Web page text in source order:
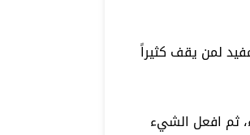
لمن يقف كثيراً
ثم افعل الشيء